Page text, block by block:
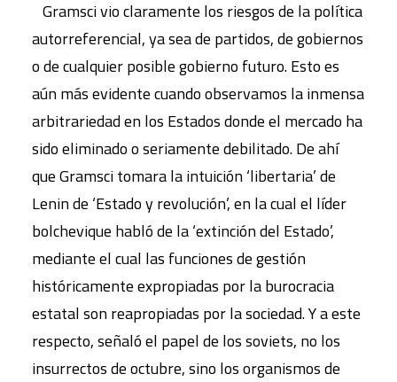
Gramsci vio claramente los riesgos de la política
autorreferencial, ya sea de partidos, de gobiernos
o de cualquier posible gobierno futuro. Esto es
aún más evidente cuando observamos la inmensa
arbitrariedad en los Estados donde el mercado ha
sido eliminado o seriamente debilitado. De ahí
que Gramsci tomara la intuición ‘libertaria’ de
Lenin de ‘Estado y revolución’, en la cual el líder
bolchevique habló de la ‘extinción del Estado’,
mediante el cual las funciones de gestión
históricamente expropiadas por la burocracia
estatal son reapropiadas por la sociedad. Y a este
respecto, señaló el papel de los soviets, no los
insurrectos de octubre, sino los organismos de